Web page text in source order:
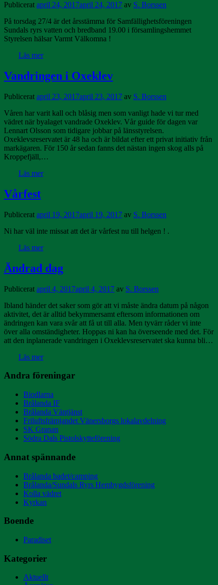
Publicerat april 24, 2017april 24, 2017 av S. Borssen
På torsdag 27/4 är det årsstämma för Samfällighetsföreningen
Sundals ryrs vatten och bredband 19.00 i församlingshemmet
Styrelsen hälsar Varmt Välkomna !
Läs mer
Vandringen i Oxeklev
Publicerat april 23, 2017april 23, 2017 av S. Borssen
Våren har varit kall och blåsig men som vanligt hade vi tur med
vädret när byalaget vandrade Oxeklev. Vår guide för dagen var
Lennart Olsson som tidigare jobbar på länsstyrelsen.
Oxeklevsreservatet är 48 ha och är bildat efter ett privat initiativ från
markägaren. För 150 år sedan fanns det nästan ingen skog alls på
Kroppefjäll,…
Läs mer
Vårfest
Publicerat april 19, 2017april 19, 2017 av S. Borssen
Ni har väl inte missat att det är vårfest nu till helgen ! .
Läs mer
Ändrad dag
Publicerat april 4, 2017april 4, 2017 av S. Borssen
Ibland händer det saker som gör att vi måste ändra datum på någon
aktivitet, det är alltid bekymmersamt eftersom informationen om
ändringen kan vara svår att få ut till alla. Men tyvärr råder vi inte
över alla omständigheter. Hoppas ni kan ha överseende med det. För
att den inplanerade vandringen i Oxeklevsreservatet ska kunna bli…
Läs mer
Andra föreningar
Biodlarna
Brålanda IF
Brålanda Väntjänst
Friluftsfrämjandet Vänersborgs lokalavdelning
SK Granan
Södra Dals Pistolskytteförening
Annat spännande
Brålanda badet/camping
Brålanda/Sundals Ryrs Hembygdsförening
Kolla vädret
Kyrkan
Boende
Paradiset
Kategorier
Aktuellt